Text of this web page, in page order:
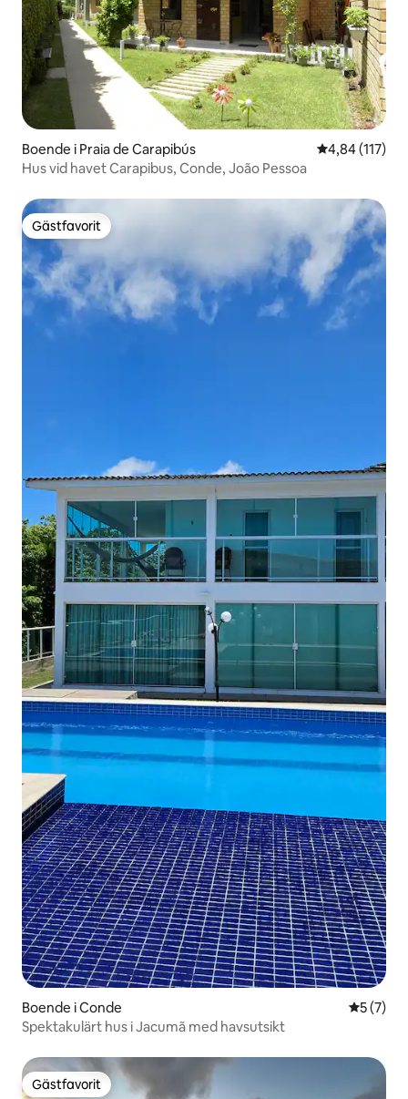
Boende i Praia de Carapibús 4,84 av 5 i
4,84 (117)
Hus vid havet Carapibus, Conde, João Pessoa
Gästfavorit
Gästfavorit
Boende i Conde 5 av 5 i
5 (7)
Spektakulärt hus i Jacumã med havsutsikt
Gästfavorit
Gästfavorit